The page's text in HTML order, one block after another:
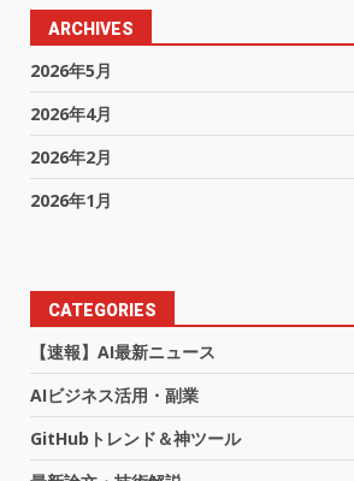
ARCHIVES
2026年5月
2026年4月
2026年2月
2026年1月
CATEGORIES
【速報】AI最新ニュース
AIビジネス活用・副業
GitHubトレンド＆神ツール